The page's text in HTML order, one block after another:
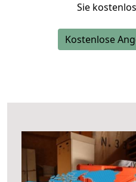
Sie
Kostenlose